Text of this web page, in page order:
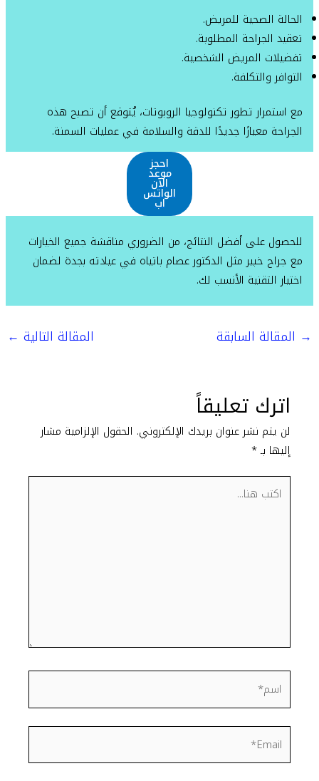
الحالة الصحية للمريض.
تعقيد الجراحة المطلوبة.
تفضيلات المريض الشخصية.
التوافر والتكلفة.
مع استمرار تطور تكنولوجيا الروبوتات، يُتوقع أن تصبح هذه
الجراحة معيارًا جديدًا للدقة والسلامة في عمليات السمنة.
احجز
موعد
الآن
الواتس
اب
للحصول على أفضل النتائج، من الضروري مناقشة جميع الخيارات
مع جراح خبير مثل الدكتور عصام باتياه في عيادته بجدة لضمان
اختيار التقنية الأنسب لك.
→ المقالة السابقة المقالة التالية ←
اترك تعليقاً
لن يتم نشر عنوان بريدك الإلكتروني. الحقول الإلزامية مشار
إليها بـ*
اكتب
هنا...